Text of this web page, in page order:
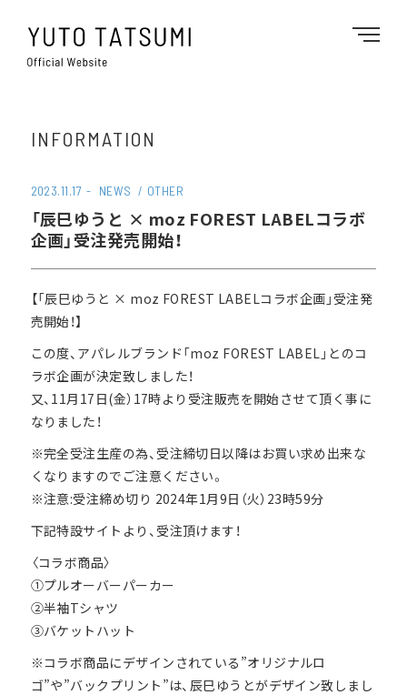
INFORMATION
2023.11.17 NEWS OTHER
「辰巳ゆうと × moz FOREST LABELコラボ
企画」受注発売開始！
【「辰巳ゆうと × moz FOREST LABELコラボ企画」受注発
売開始！】
この度、アパレルブランド「moz FOREST LABEL」とのコ
ラボ企画が決定致しました！
又、11月17日(金）17時より受注販売を開始させて頂く事に
なりました！
※完全受注生産の為、受注締切日以降はお買い求め出来な
くなりますのでご注意ください。
※注意:受注締め切り 2024年1月9日（火）23時59分
下記特設サイトより、受注頂けます！
〈コラボ商品〉
①プルオーバーパーカー
②半袖Tシャツ
③バケットハット
※コラボ商品にデザインされている”オリジナルロ
ゴ”や”バックプリント”は、辰巳ゆうとがデザイン致しまし